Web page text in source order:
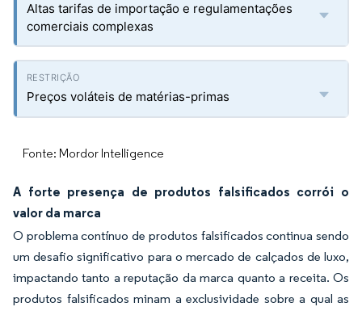
Altas tarifas de importação e regulamentações
comerciais complexas
Preços voláteis de matérias-primas
Fonte: Mordor Intelligence
A forte presença de produtos falsificados corrói o
valor da marca
O problema contínuo de produtos falsificados continua sendo
um desafio significativo para o mercado de calçados de luxo,
impactando tanto a reputação da marca quanto a receita. Os
produtos falsificados minam a exclusividade sobre a qual as